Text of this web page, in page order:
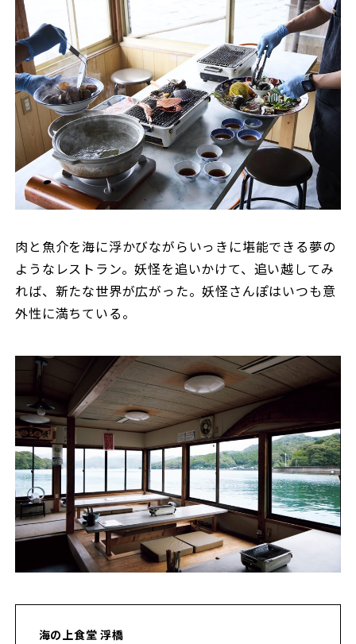
肉と魚介を海に浮かびながらいっきに堪能できる夢の
ようなレストラン。妖怪を追いかけて、追い越してみ
れば、新たな世界が広がった。妖怪さんぽはいつも意
外性に満ちている。
海の上食堂 浮橋